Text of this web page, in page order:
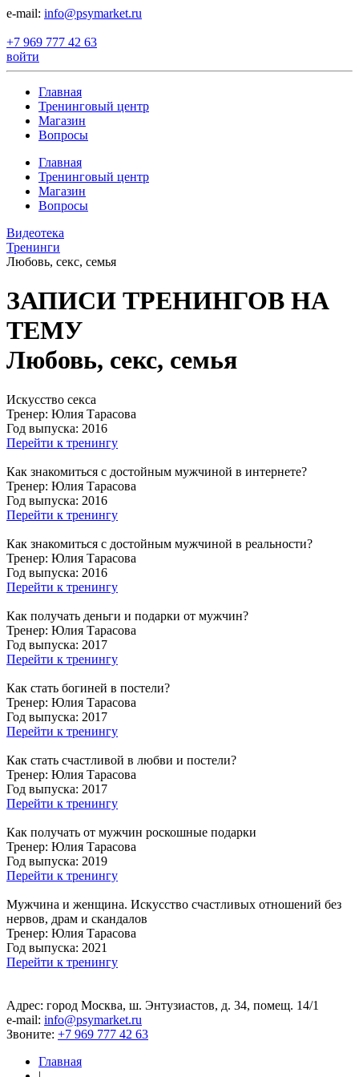
е-mail: info@psymarket.ru
+7 969 777 42 63
войти
Главная
Тренинговый центр
Магазин
Вопросы
Главная
Тренинговый центр
Магазин
Вопросы
Видеотека
Тренинги
Любовь, секс, семья
ЗАПИСИ ТРЕНИНГОВ НА
ТЕМУ
Любовь, секс, семья
Искусство секса
Тренер: Юлия Тарасова
Год выпуска: 2016
Перейти к тренингу
Как знакомиться с достойным мужчиной в интернете?
Тренер: Юлия Тарасова
Год выпуска: 2016
Перейти к тренингу
Как знакомиться с достойным мужчиной в реальности?
Тренер: Юлия Тарасова
Год выпуска: 2016
Перейти к тренингу
Как получать деньги и подарки от мужчин?
Тренер: Юлия Тарасова
Год выпуска: 2017
Перейти к тренингу
Как стать богиней в постели?
Тренер: Юлия Тарасова
Год выпуска: 2017
Перейти к тренингу
Как стать счастливой в любви и постели?
Тренер: Юлия Тарасова
Год выпуска: 2017
Перейти к тренингу
Как получать от мужчин роскошные подарки
Тренер: Юлия Тарасова
Год выпуска: 2019
Перейти к тренингу
Мужчина и женщина. Искусство счастливых отношений без
нервов, драм и скандалов
Тренер: Юлия Тарасова
Год выпуска: 2021
Перейти к тренингу
Адрес: город Москва, ш. Энтузиастов, д. 34, помещ. 14/1
е-mail: info@psymarket.ru
Звоните: +7 969 777 42 63
Главная